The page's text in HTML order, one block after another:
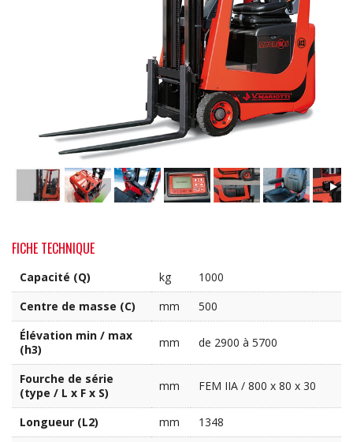
FICHE TECHNIQUE
Capacité (Q) kg
1000
Centre de masse (C)
mm
500
Élévation min / max
(h3)
mm de 2900 à 5700
Fourche de série
(type / L x F x S)
mm FEM IIA / 800 x 80 x 30
Longueur (L2) mm
1348